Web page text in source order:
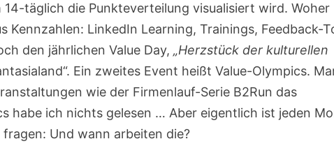
täglich die Punkteverteilung visualisiert wird. Woher
Kennzahlen: LinkedIn Learning, Trainings, Feedback-
den jährlichen Value Day,„Herzstück der kulturellen
Ein zweites Event heißt Value-Olympics.
wie der Firmenlauf-Serie B2Run das
habe ich nichts gelesen … Aber eigentlich ist jeden
Und wann arbeiten die?